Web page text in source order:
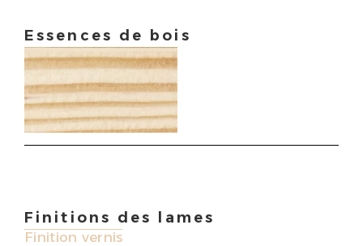
Essences de bois
Finitions des lames
Finition vernis